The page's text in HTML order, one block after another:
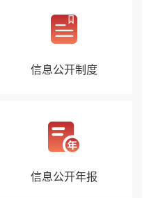
信息公开制度
信息公开年报